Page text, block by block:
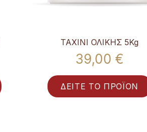
ΤΑΧΙΝΙ ΟΛΙΚΗΣ 5Kg
39,00 €
ΔΕΙΤΕ ΤΟ ΠΡΟΪΟΝ